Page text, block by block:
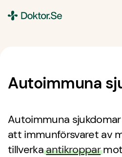
Autoimmuna
Autoimmuna
att immunförsvaret av
tillverkaantikropparmot